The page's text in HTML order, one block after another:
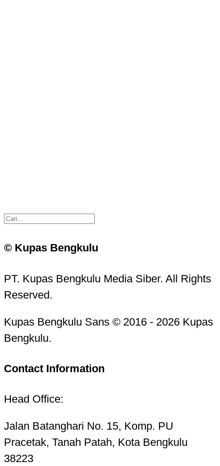
© Kupas Bengkulu
PT. Kupas Bengkulu Media Siber. All Rights
Reserved.
Kupas Bengkulu Sans © 2016 - 2026 Kupas
Bengkulu.
Contact Information
Head Office:
Jalan Batanghari No. 15, Komp. PU
Pracetak, Tanah Patah, Kota Bengkulu
38223